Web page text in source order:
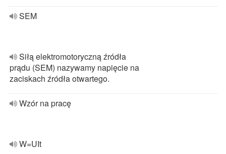
SEM
Siłą elektromotoryczną źródła
prądu (SEM) nazywamy napięcie na
zaciskach źródła otwartego.
Wzór na pracę
W=UIt